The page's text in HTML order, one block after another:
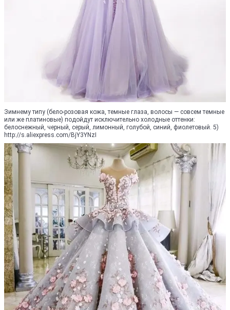
Зимнему типу (бело-розовая кожа, темные глаза, волосы — совсем темные
или же платиновые) подойдут исключительно холодные оттенки:
белоснежный, черный, серый, лимонный, голубой, синий, фиолетовый. 5)
http://s.aliexpress.com/BjY3YNzI